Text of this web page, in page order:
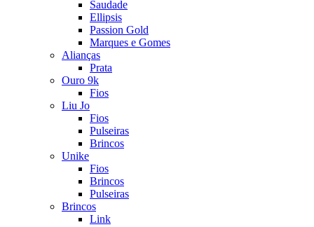
Saudade
Ellipsis
Passion Gold
Marques e Gomes
Alianças
Prata
Ouro 9k
Fios
Liu Jo
Fios
Pulseiras
Brincos
Unike
Fios
Brincos
Pulseiras
Brincos
Link